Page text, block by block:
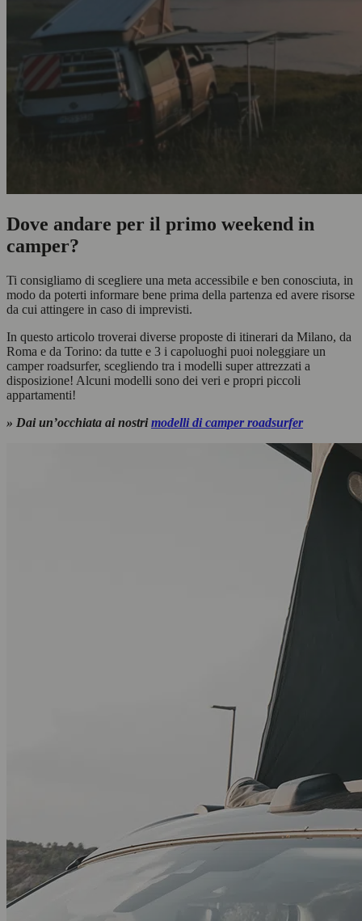
Dove andare per il primo weekend in
camper?
Ti consigliamo di scegliere una meta accessibile e ben conosciuta, in
modo da poterti informare bene prima della partenza ed avere risorse
da cui attingere in caso di imprevisti.
In questo articolo troverai diverse proposte di itinerari da Milano, da
Roma e da Torino: da tutte e 3 i capoluoghi puoi noleggiare un
camper roadsurfer, scegliendo tra i modelli super attrezzati a
disposizione! Alcuni modelli sono dei veri e propri piccoli
appartamenti!
» Dai un’occhiata ai nostrimodelli di camper roadsurfer